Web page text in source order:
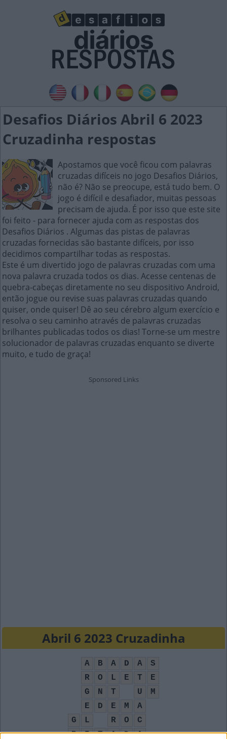
Desafios Diários Abril 6 2023
Cruzadinha respostas
Apostamos que você ficou com palavras
cruzadas difíceis no jogo Desafios Diários,
não é? Não se preocupe, está tudo bem. O
jogo é difícil e desafiador, muitas pessoas
precisam de ajuda. É por isso que este site
foi feito - para fornecer ajuda com as respostas dos
Desafios Diários . Algumas das pistas de palavras
cruzadas fornecidas são bastante difíceis, por isso
decidimos compartilhar todas as respostas.
Este é um divertido jogo de palavras cruzadas com uma
nova palavra cruzada todos os dias. Acesse centenas de
quebra-cabeças diretamente no seu dispositivo Android,
então jogue ou revise suas palavras cruzadas quando
quiser, onde quiser! Dê ao seu cérebro algum exercício e
resolva o seu caminho através de palavras cruzadas
brilhantes publicadas todos os dias! Torne-se um mestre
solucionador de palavras cruzadas enquanto se diverte
muito, e tudo de graça!
Abril 6 2023 Cruzadinha
A B A D A
S
R
O L E T
E
G
N T U
M
E
D E M
A
G
L R O
C
P
I T A D
A